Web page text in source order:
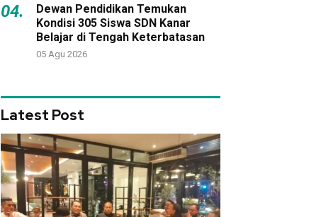
04.
Dewan Pendidikan Temukan
Kondisi 305 Siswa SDN Kanar
Belajar di Tengah Keterbatasan
05 Agu 2026
Latest Post